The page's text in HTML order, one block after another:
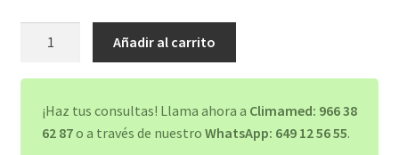
E
K04AQ-
0801HS
Añadir al carrito
¡Haz tus consultas! Llama ahora a Climamed: 966 38
62 87o a través de nuestro WhatsApp: 649 12 56 55.